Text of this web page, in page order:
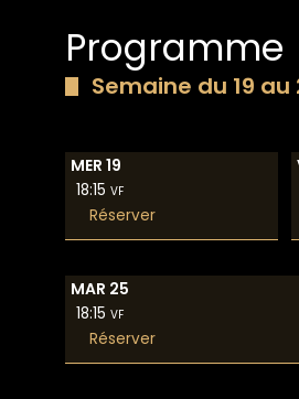
Programme
Semaine du 19
MER 19
18:15 VF
Réserver
MAR 25
18:15 VF
Réserver